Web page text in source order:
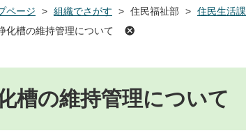
ページ > 組織でさがす > 住民福祉部 > 住民生活課
化槽の維持管理について
槽の維持管理について